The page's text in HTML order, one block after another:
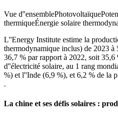
Vue
thermiqueÉnergie solaire
L''Energy Institute estime la
thermodynamique inclus) de 2023
36,7 % par rapport à 2022, soit
d''électricité solaire, au 1 rang
%) et l''Inde (6,9 %), et 6,2 % de la
.
La chine et ses défis solaires :